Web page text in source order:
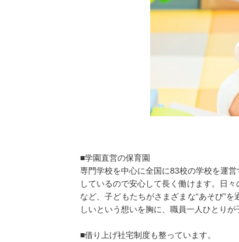
■学園直営の保育園
専門学校を中心に全国に83校の学校を運
しているので安心して長く働けます。日
など、子どもたちがさまざまな“あそび”
しいという想いを胸に、職員一人ひとりが
■借り上げ社宅制度も整っています。